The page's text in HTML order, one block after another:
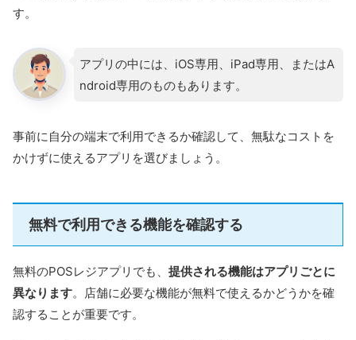
ただし、お試し期間が終わると自動的に機能が制限され
た無料プランに切り替わるため、この1か月間は「有料
プランの機能を試す期間」と考えておきしょう。
プレミアムプランでは、無料プランで制限されている全
機能が利用でき、詳細な売上管理やデータのダウンロー
そのため、ユビレジは基本的に「有料プランを試すため
公式HPはこちら
す。
アプリの中には、iOS専用、iPad専用、またはA
ndroid専用のものもあります。
事前に自分の端末で利用できるか確認して、無駄なコストを
かけずに使えるアプリを選びましょう。
無料で利用できる機能を確認する
無料のPOSレジアプリでも、 提供される機能はアプリごとに
異なります。店舗に必要な機能が無料で使えるかどうかを確
認することが重要です。